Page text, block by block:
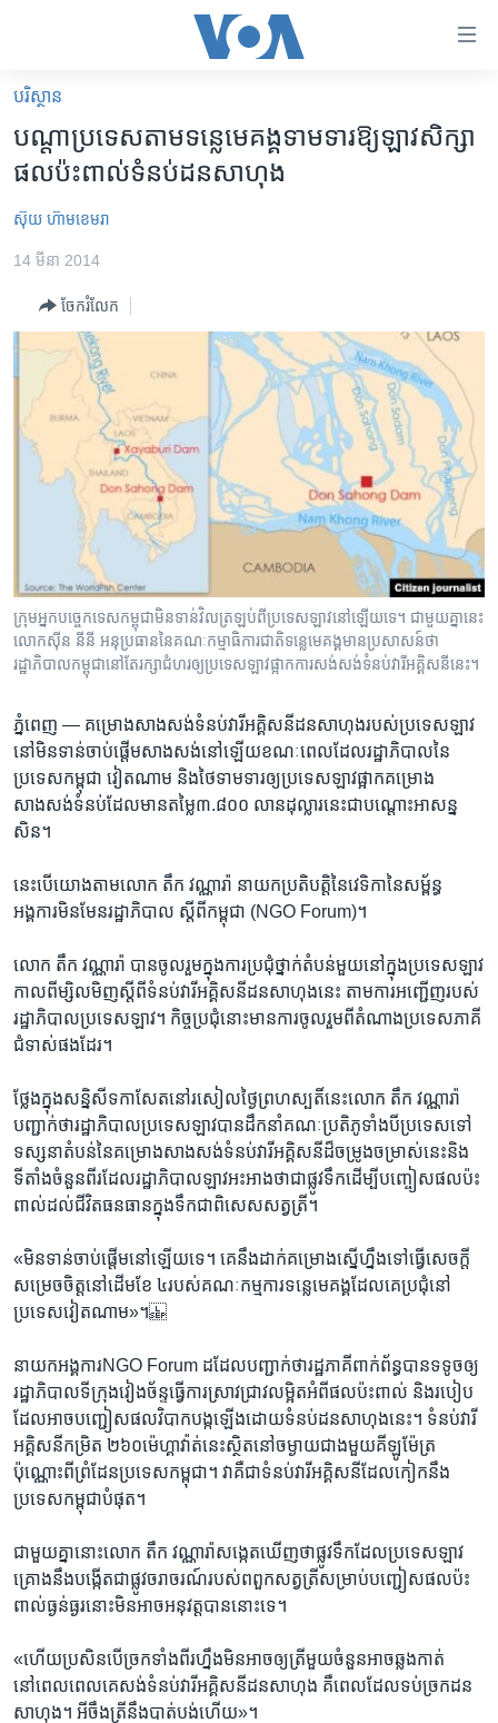
គេហទំព័រ​
ទាក់ទង
និង​
ចូល​
ទំព័រ​
ម្តង
ទៅ​
កាន់​
ស្វែង​
អន្តរជាតិ
កម្ពុជាច្នៃប្រតិដ្ឋ
ព្រឹត្តិការណ៍ព័ត៌មាន
ទូរទស្សន៍ / វីដេអូ​
វិទ្យុ / ផតខាសថ៍
កម្មវិធីទាំងអស់
Khmer English
បណ្តាញ​សង្គម
បរិស្ថាន
បណ្តា​ប្រទេស​តាម​ទន្លេ​មេគង្គ​ទាមទារ​ឱ្យ​ឡាវ​សិក្សា​
ផលប៉ះពាល់​ទំនប់​ដនសាហុង
ស៊ុយ ហ៊ាមខេមរា
14 មីនា 2014
ចែករំលែក
ក្រុម​អ្នកបច្ចេកទេស​កម្ពុជា​មិនទាន់​វិលត្រឡប់​ពី​ប្រទេស​ឡាវ​នៅឡើយ​ទេ។ ជាមួយគ្នា​នេះ​
លោក​ស៊ីន នី​នី ​អនុប្រធាន​នៃ​គណៈកម្មាធិការជាតិ​ទន្លេ​មេគង្គ​មានប្រសាសន៍ថា​
រដ្ឋាភិបាល​កម្ពុជា​នៅតែ​រក្សា​ជំហរ​ឲ្យ​ប្រទេស​ឡាវ​ផ្អាក​ការសង់​សង់​ទំនប់​វារី​អគ្គិសនី​នេះ។
ភ្នំពេញ — គម្រោង​សាងសង់​ទំនប់​វារី​អគ្គិសនី​ដនសាហុង​របស់​ប្រទេស​ឡាវ​
នៅ​មិនទាន់​ចាប់ផ្តើម​សាងសង់​នៅឡើយ​ខណៈពេល​ដែល​រដ្ឋាភិបាល​នៃ​
ប្រទេស​កម្ពុជា​ វៀតណាម​ និង​ថៃ​ទាមទារ​ឲ្យ​ប្រទេស​ឡាវ​ផ្អាក​គម្រោង​
សាងសង់​ទំនប់​ដែល​មាន​តម្លៃ​៣.៨០០ ​លាន​ដុល្លារ​នេះ​ជា​បណ្តោះ​អាសន្ន​
សិន។
នេះ​បើ​យោង​តាម​លោក ​តឹក ​វណ្ណា​រ៉ា ​នាយក​ប្រតិបត្តិ​នៃ​វេទិកា​នៃ​សម្ព័ន្ធ​
អង្គការ​មិនមែន​រដ្ឋាភិបាល ស្តីពី​កម្ពុជា​ (NGO Forum)។
លោក​ តឹក​ វណ្ណា​រ៉ា ​បាន​ចូលរួម​ក្នុង​ការ​ប្រជុំ​ថ្នាក់​តំបន់​មួយ​នៅក្នុង​ប្រទេស​ឡាវ​
កាលពី​ម្សិលមិញ​ស្តីពី​ទំនប់​វារី​អគ្គិសនី​ដន​សា​ហុង​នេះ ​តាម​ការអញ្ជើញ​របស់​
រដ្ឋាភិបាល​ប្រទេស​ឡាវ។ កិច្ចប្រជុំ​នោះ​មាន​ការចូលរួម​ពី​តំណាង​ប្រទេស​ភាគី​
ជំទាស់​ផងដែរ។​
ថ្លែង​ក្នុង​ស​ន្និសីទ​កាសែត​នៅ​រសៀល​ថ្ងៃ​ព្រ​ហ​ស្បតិ៍​នេះ​លោក​ តឹក ​វណ្ណារ៉ា ​
បញ្ជាក់​ថា​រដ្ឋាភិបាល​ប្រទេស​ឡាវ​បាន​ដឹកនាំ​គណៈប្រតិភូ​ទាំងបី​ប្រទេស​ទៅ​
ទស្សនា​តំបន់​នៃ​គម្រោង​សាងសង់​ទំនប់​វា​រី​អគ្គិសនី​ដ៏​ចម្រូងចម្រាស់​នេះ​និង​
ទីតាំង​ចំនួន​ពីរ​ដែល​រដ្ឋាភិបាល​ឡាវ​អះអាងថា​ជា​ផ្លូវទឹក​ដើម្បី​បញ្ចៀស​ផលប៉ះ
ពាល់​ដល់​ជីវិត​ធនធាន​ក្នុង​ទឹកជា​ពិសេស​សត្វ​ត្រី។
«មិនទាន់​ចាប់ផ្តើម​នៅឡើយ​ទេ។ គេ​នឹង​ដាក់​គម្រោង​ស្នើ​ហ្នឹង​ទៅធ្វើ​សេចក្តី​
សម្រេចចិត្ត​នៅ​ដើម​ខែ ៤​របស់​គណៈ​កម្មការ​ទន្លេ​មេគង្គ​ដែល​គេ​ប្រជុំ​នៅ​
ប្រទេស​វៀតណាម»។
នាយក​អង្គការ​NGO​ Forum ​ដដែល​បញ្ជាក់​ថា​រដ្ឋ​ភាគី​ពាក់​ព័ន្ធ​បាន​ទទូច​ឲ្យ​
រដ្ឋាភិបាល​ទីក្រុង​វៀង​ច័ន្ទ​ធ្វើការ​ស្រាវជ្រាវ​លម្អិត​អំពី​ផលប៉ះពាល់​ និង​របៀប​
ដែល​អាច​បញ្ជៀ​ស​ផលវិបាក​បង្កឡើង​ដោយ​ទំនប់​ដន​សា​ហុង​នេះ។ ទំនប់​វា​រី​
អគ្គិសនី​កម្រិត ​២៦០​ម៉េ​ហ្គា​វ៉ា​ត់​នេះ​ស្ថិតនៅ​ចម្ងាយ​ជាង​មួយ​គីឡូម៉ែត្រ​
ប៉ុណ្ណោះ​ពី​ព្រំដែន​ប្រទេស​កម្ពុជា។ វា​គឺជា​ទំនប់​វារី​អគ្គិសនី​ដែល​កៀក​នឹង​
ប្រទេស​កម្ពុជា​បំផុត។
ជាមួយគ្នា​នោះ​លោក​ តឹក​ វណ្ណា​រ៉ា​សង្កេត​ឃើញ​ថា​ផ្លូវទឹក​ដែល​ប្រទេស​ឡាវ​
គ្រោង​នឹង​បង្កើត​ជា​ផ្លូវ​ចរាចរណ៍​របស់​ពពួក​សត្វ​ត្រី​សម្រាប់​បញ្ជៀ​ស​ផលប៉ះ
ពាល់​ធ្ងន់ធ្ងរ​នោះ​មិនអាច​អនុវត្ត​បាន​នោះទេ។
«ហើយ​ប្រសិនបើ​ច្រក​ទាំងពីរ​ហ្នឹង​មិនអាច​ឲ្យ​ត្រី​មួយចំនួន​អាច​ឆ្លងកាត់​
នៅពេល​ពេល​គេ​សង់​ទំនប់​វា​រី​អគ្គិសនី​ដន​សា​ហុង​ គឺ​ពេលដែល​ទប់​ច្រក​ដន​
សា​ហុង។​ អីចឹ​ង​ត្រី​នឹង​បាត់​បង់ហើយ»។